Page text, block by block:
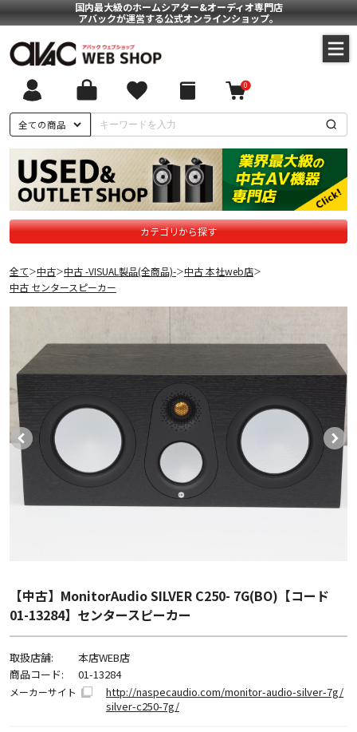
国内最大級のホームシアター&オーディオ専門店
アバックが運営する公式オンラインショップ。
全ての商品
0
カテゴリから探す
全て＞中古＞中古 -VISUAL製品(全商品)-＞中古 本社web店＞
中古 センタースピーカー
【中古】MonitorAudio SILVER C250- 7G(BO)【コード
01-13284】センタースピーカー
取扱店舗:
本店WEB店
商品コード:
01-13284
メーカーサイト
http://naspecaudio.com/monitor-audio-silver-7g/
silver-c250-7g/